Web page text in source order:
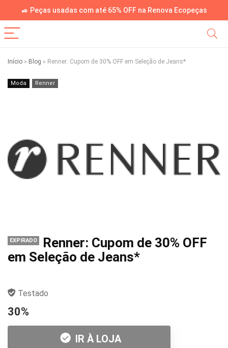
🚙 Peças usadas com até 65% OFF na Renova Ecopeças
Início » Blog » Renner: Cupom de 30% OFF em Seleção de Jeans*
Moda Renner
EXPIRADO
Renner: Cupom de 30% OFF
em Seleção de Jeans*
Testado
30%
IR À LOJA